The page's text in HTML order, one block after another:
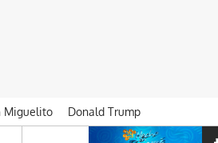
Miguelito Donald Trump